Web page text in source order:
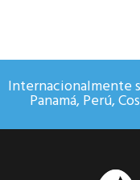
Internacionalmente
Panamá, Perú,